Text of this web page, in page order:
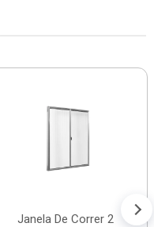
Janela De Correr 2